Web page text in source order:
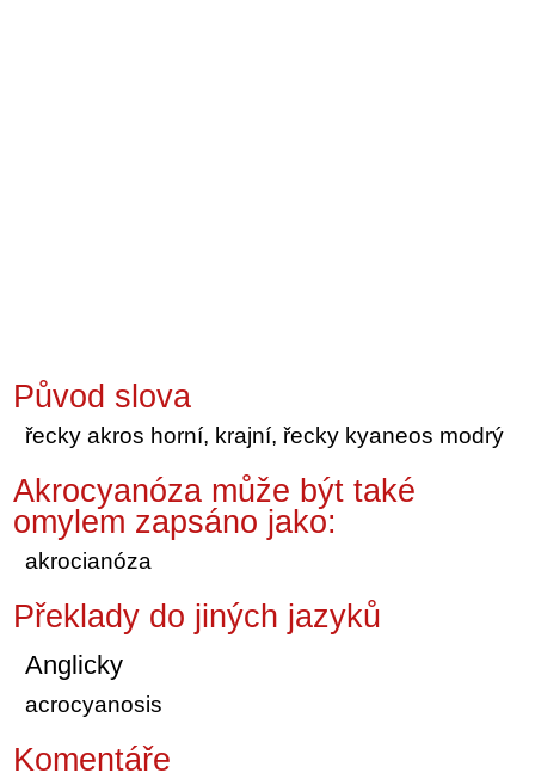
Původ slova
řecky akros horní, krajní, řecky kyaneos modrý
Akrocyanóza může být také
omylem zapsáno jako:
akrocianóza
Překlady do jiných jazyků
Anglicky
acrocyanosis
Komentáře